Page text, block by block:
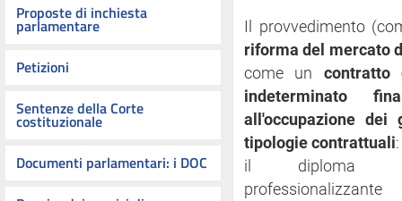
Proposte di inchiesta
parlamentare
Petizioni
Sentenze della Corte
costituzionale
Documenti parlamentari: i DOC
Il provvedimento
riforma del mercato
come un contratto
indeterminato
all'occupazione dei
tipologie contrattuali
il diploma